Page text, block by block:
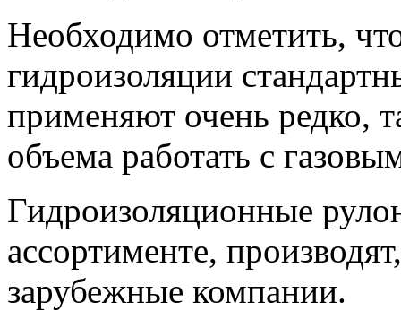
Необходимо отметить,
гидроизоляции
применяют очень редко,
объема работать с
Гидроизоляционные
ассортименте,
зарубежные компании.